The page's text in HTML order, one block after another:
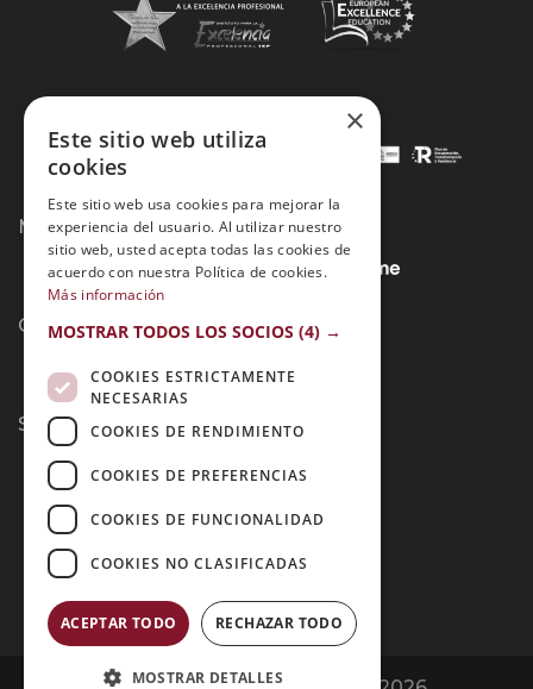
Métodos de Pago:
Contacto:
Síguenos:
×
Este sitio web utiliza
cookies
Este sitio web usa cookies para mejorar la
experiencia del usuario. Al utilizar nuestro
sitio web, usted acepta todas las cookies de
acuerdo con nuestra Política de cookies.
Más información
MOSTRAR TODOS LOS SOCIOS (4) →
COOKIES ESTRICTAMENTE
NECESARIAS
COOKIES DE RENDIMIENTO
COOKIES DE PREFERENCIAS
COOKIES DE FUNCIONALIDAD
COOKIES NO CLASIFICADAS
ACEPTAR TODO RECHAZAR TODO
MOSTRAR DETALLES